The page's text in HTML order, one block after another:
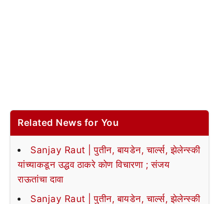
Related News for You
Sanjay Raut | पुतीन, बायडेन, चार्ल्स, झेलेन्स्की
यांच्याकडून उद्धव ठाकरे कोण विचारणा ; संजय
राऊतांचा दावा
Sanjay Raut | पुतीन, बायडेन, चार्ल्स, झेलेन्स्की